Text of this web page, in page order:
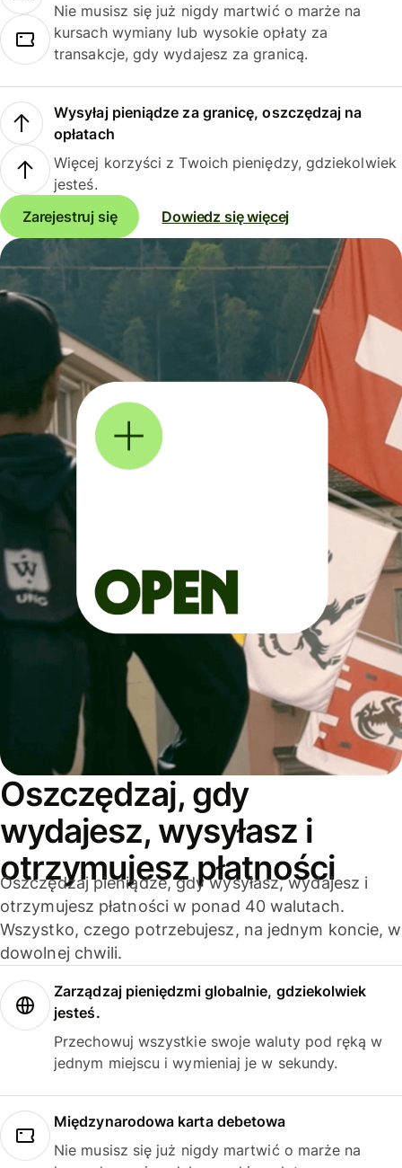
Nie musisz się już nigdy martwić o marże na
kursach wymiany lub wysokie opłaty za
transakcje, gdy wydajesz za granicą.
Wysyłaj pieniądze za granicę, oszczędzaj na
opłatach
Więcej korzyści z Twoich pieniędzy, gdziekolwiek
jesteś.
Zarejestruj się
Dowiedz się więcej
Oszczędzaj, gdy
wydajesz, wysyłasz i
otrzymujesz płatności
Oszczędzaj pieniądze, gdy wysyłasz, wydajesz i
otrzymujesz płatności w ponad 40 walutach.
Wszystko, czego potrzebujesz, na jednym koncie, w
dowolnej chwili.
Zarządzaj pieniędzmi globalnie, gdziekolwiek
jesteś.
Przechowuj wszystkie swoje waluty pod ręką w
jednym miejscu i wymieniaj je w sekundy.
Międzynarodowa karta debetowa
Nie musisz się już nigdy martwić o marże na